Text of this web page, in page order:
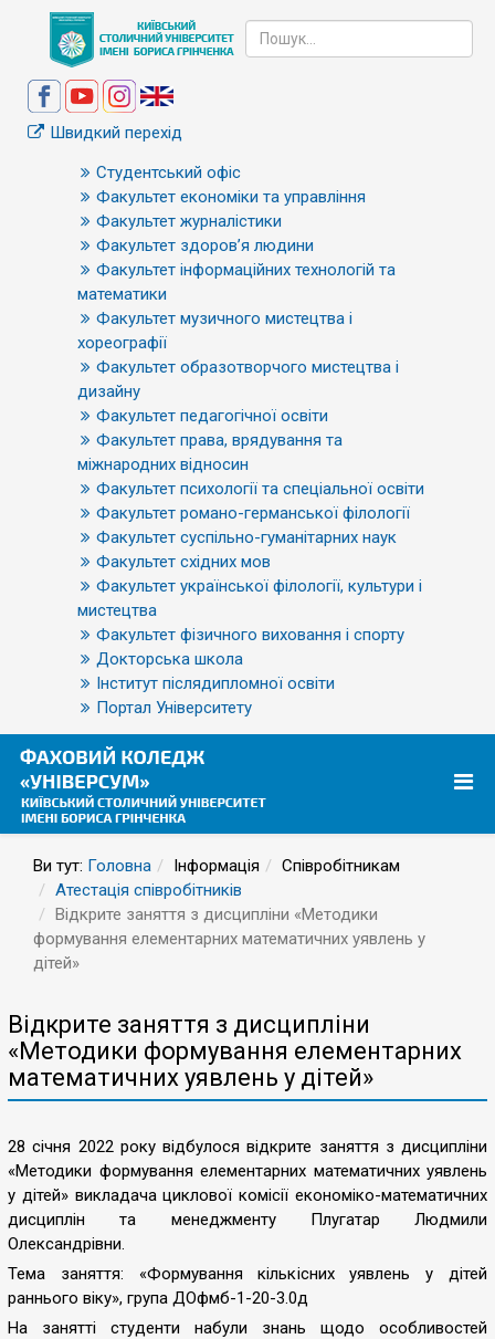
Швидкий перехід
Студентський офіс
Факультет економіки та управління
Факультет журналістики
Факультет здоров’я людини
Факультет інформаційних технологій та
математики
Факультет музичного мистецтва і
хореографії
Факультет образотворчого мистецтва і
дизайну
Факультет педагогічної освіти
Факультет права, врядування та
міжнародних відносин
Факультет психології та спеціальної освіти
Факультет романо-германської філології
Факультет суспільно-гуманітарних наук
Факультет східних мов
Факультет української філології, культури і
мистецтва
Факультет фізичного виховання і спорту
Докторська школа
Інститут післядипломної освіти
Портал Університету
Ви тут: Головна Інформація
Співробітникам
Атестація співробітників
Відкрите заняття з дисципліни «Методики
формування елементарних математичних уявлень у
дітей»
Відкрите заняття з дисципліни
«Методики формування елементарних
математичних уявлень у дітей»
28 січня 2022 року відбулося відкрите заняття з дисципліни
«Методики формування елементарних математичних уявлень
у дітей» викладача циклової комісії економіко-математичних
дисциплін та менеджменту Плугатар Людмили
Олександрівни.
Тема заняття: «Формування кількісних уявлень у дітей
раннього віку», група ДОфмб-1-20-3.0д
На занятті студенти набули знань щодо особливостей